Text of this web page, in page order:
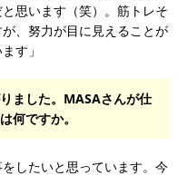
思います（笑）。筋トレそ
、努力が目に見えることが
す」
ました。MASAさんが仕
何ですか。
したいと思っています。今